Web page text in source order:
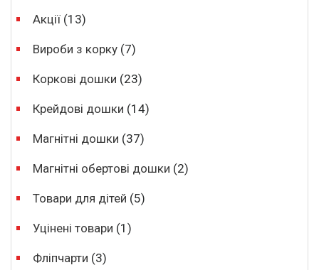
Акції (13)
Вироби з корку (7)
Коркові дошки (23)
Крейдові дошки (14)
Магнітні дошки (37)
Магнітні обертові дошки (2)
Товари для дітей (5)
Уцінені товари (1)
Фліпчарти (3)